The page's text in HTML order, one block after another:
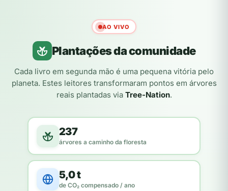
AO VIVO
Plantações da comunidade
Cada livro em segunda mão é uma pequena vitória pelo
planeta. Estes leitores transformaram pontos em árvores
reais plantadas via Tree-Nation.
237
árvores a caminho da floresta
5,0 t
de CO₂ compensado / ano